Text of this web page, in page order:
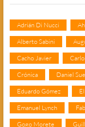
Adrián Di Nucci
Alberto Sabini
Cacho Javier
Crónica Daniel
Eduardo Gómez
Emanuel Lynch
Gogo Morete